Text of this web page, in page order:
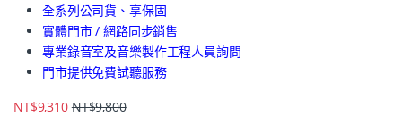
全系列公司貨、享保固
實體門市 / 網路同步銷售
專業錄音室及音樂製作工程人員詢問
門市提供免費試聽服務
NT$9,310 NT$9,800